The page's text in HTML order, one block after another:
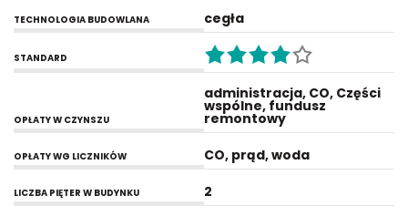
TECHNOLOGIA BUDOWLANA cegła
STANDARD
OPŁATY W CZYNSZU
administracja, CO, Części
wspólne, fundusz
remontowy
OPŁATY WG LICZNIKÓW CO, prąd, woda
LICZBA PIĘTER W BUDYNKU 2